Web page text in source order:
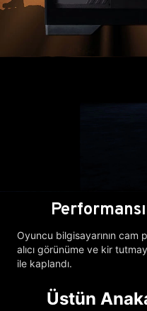
Oyuncu bilgisayarının
alıcı görünüme ve kir
ile kaplandı.
Üstün